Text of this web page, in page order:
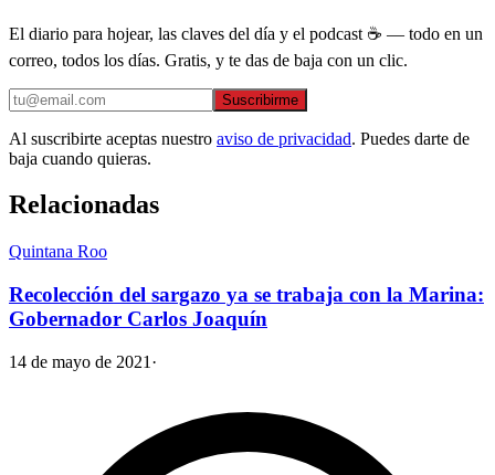
El diario para hojear, las claves del día y el podcast ☕ — todo en un
correo, todos los días. Gratis, y te das de baja con un clic.
Suscribirme
Al suscribirte aceptas nuestro aviso de privacidad. Puedes darte de
baja cuando quieras.
Relacionadas
Quintana Roo
Recolección del sargazo ya se trabaja con la Marina:
Gobernador Carlos Joaquín
14 de mayo de 2021 ·